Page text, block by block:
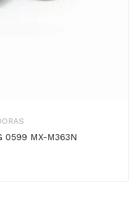
0599 MX-M363N